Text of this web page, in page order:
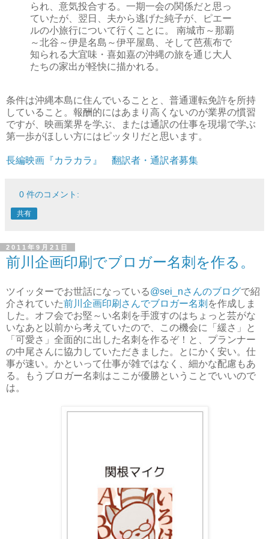
られ、意気投合する。一期一会の関係だと思っ
ていたが、翌日、夫から逃げた純子が、ピエー
ルの小旅行について行くことに。 南城市～那覇
～北谷～伊是名島～伊平屋島、そして芭蕉布で
知られる大宜味・喜如嘉の沖縄の旅を通じ大人
たちの家出が軽快に描かれる。
条件は沖縄本島に住んでいることと、普通運転免許を所持
していること。報酬的にはあまり高くないのが業界の慣習
ですが、映画業界を学ぶ、または通訳の仕事を現場で学ぶ
第一歩がほしい方にはピッタリだと思います。
長編映画『カラカラ』 翻訳者・通訳者募集
0 件のコメント:
共有
2011年9月21日
前川企画印刷でブロガー名刺を作る。
ツイッターでお世話になっている@sei_nさんのブログで紹
介されていた前川企画印刷さんでブロガー名刺 を作成しま
した。オフ会でお堅～い名刺を手渡すのはちょっと芸がな
いなあと以前から考えていたので、この機会に「緩さ」と
「可愛さ」全面的に出した名刺を作るぞ！と、プランナー
の中尾さんに協力していただきました。とにかく安い。仕
事が速い。かといって仕事が雑ではなく、細かな配慮もあ
る。もうブロガー名刺はここが優勝ということでいいので
は。